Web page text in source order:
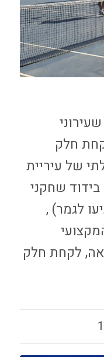
חלק
של עיריית
שחקני
לגמר) ,
לקחת חלק